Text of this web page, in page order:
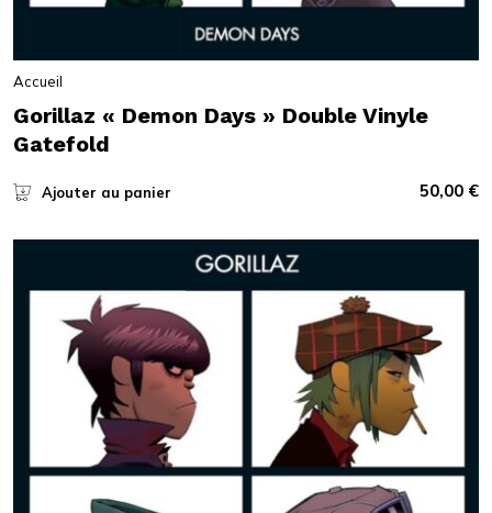
Accueil
Gorillaz « Demon Days » Double Vinyle
Gatefold
Ajouter au panier 50,00 €